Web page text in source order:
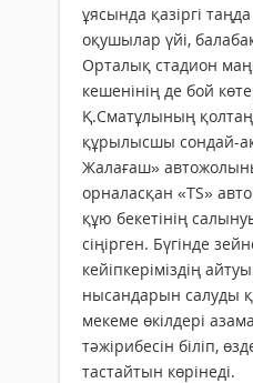
ұясында қазіргі
оқушылар үйі,
Орталық стадион
кешенінің де бой
Қ.Сматұлының
құрылысшы сондай-
Жалағаш»
орналасқан «ТS»
құю бекетінің
сіңірген. Бүгінде
кейіпкеріміздің
нысандарын салуды
мекеме өкілдері
тәжірибесін біліп,
тастайтын көрінеді.